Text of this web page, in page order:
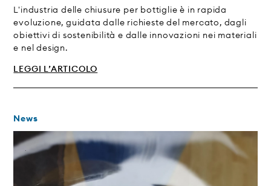
L'industria delle chiusure per bottiglie è in rapida
evoluzione, guidata dalle richieste del mercato, dagli
obiettivi di sostenibilità e dalle innovazioni nei materiali
e nel design.
LEGGI L’ARTICOLO
News